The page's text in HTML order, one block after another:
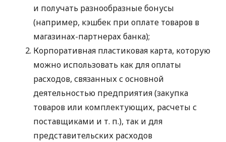
и получать разнообразные бонусы
(например, кэшбек при оплате товаров в
магазинах-партнерах банка);
Корпоративная пластиковая карта, которую
можно использовать как для оплаты
расходов, связанных с основной
деятельностью предприятия (закупка
товаров или комплектующих, расчеты с
поставщиками и т. п.), так и для
представительских расходов